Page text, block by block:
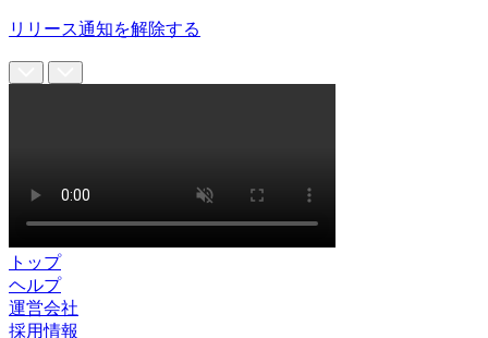
リリース通知を解除する
トップ
ヘルプ
運営会社
採用情報